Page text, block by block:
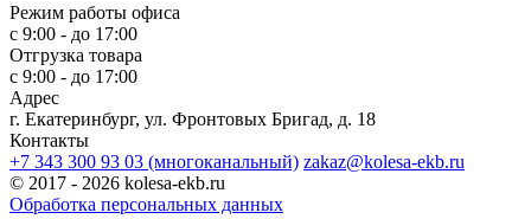
Режим работы офиса
с 9:00 - до 17:00
Отгрузка товара
с 9:00 - до 17:00
Адрес
г. Екатеринбург, ул. Фронтовых Бригад, д. 18
Контакты
+7 343 300 93 03 (многоканальный) zakaz@kolesa-ekb.ru
© 2017 - 2026 kolesa-ekb.ru
Обработка персональных данных